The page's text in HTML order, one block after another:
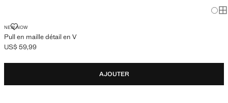
NEW NOW
Pull en maille détail en V
PULL EN MAILLE DÉTAIL EN V
Prix actuel [US$ 59,99 ]
US$ 59,99
AJOUTER